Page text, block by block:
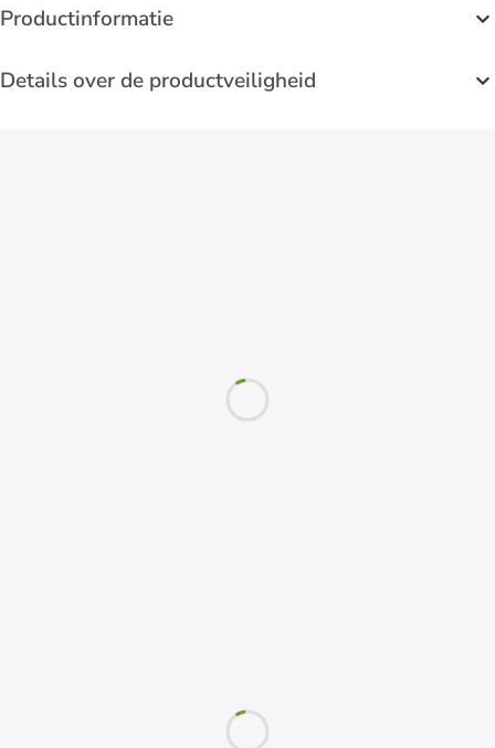
Productinformatie
Details over de productveiligheid